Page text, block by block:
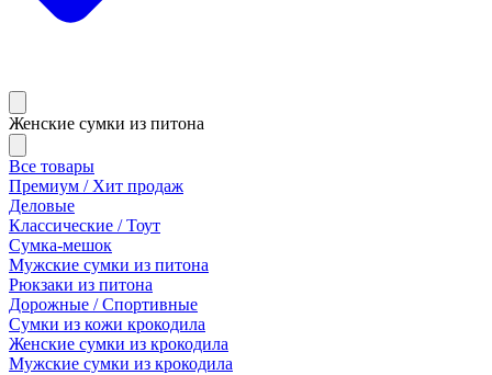
Женские сумки из питона
Все товары
Премиум / Хит продаж
Деловые
Классические / Тоут
Сумка-мешок
Мужские сумки из питона
Рюкзаки из питона
Дорожные / Спортивные
Сумки из кожи крокодила
Женские сумки из крокодила
Мужские сумки из крокодила